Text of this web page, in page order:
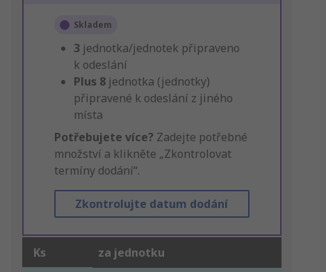
Skladem
3 jednotka/jednotek připraveno
k odeslání
Plus 8 jednotka (jednotky)
připravené k odeslání z jiného
místa
Potřebujete více? Zadejte potřebné
množství a klikněte „Zkontrolovat
termíny dodání“.
Zkontrolujte datum dodání
Ks za jednotku